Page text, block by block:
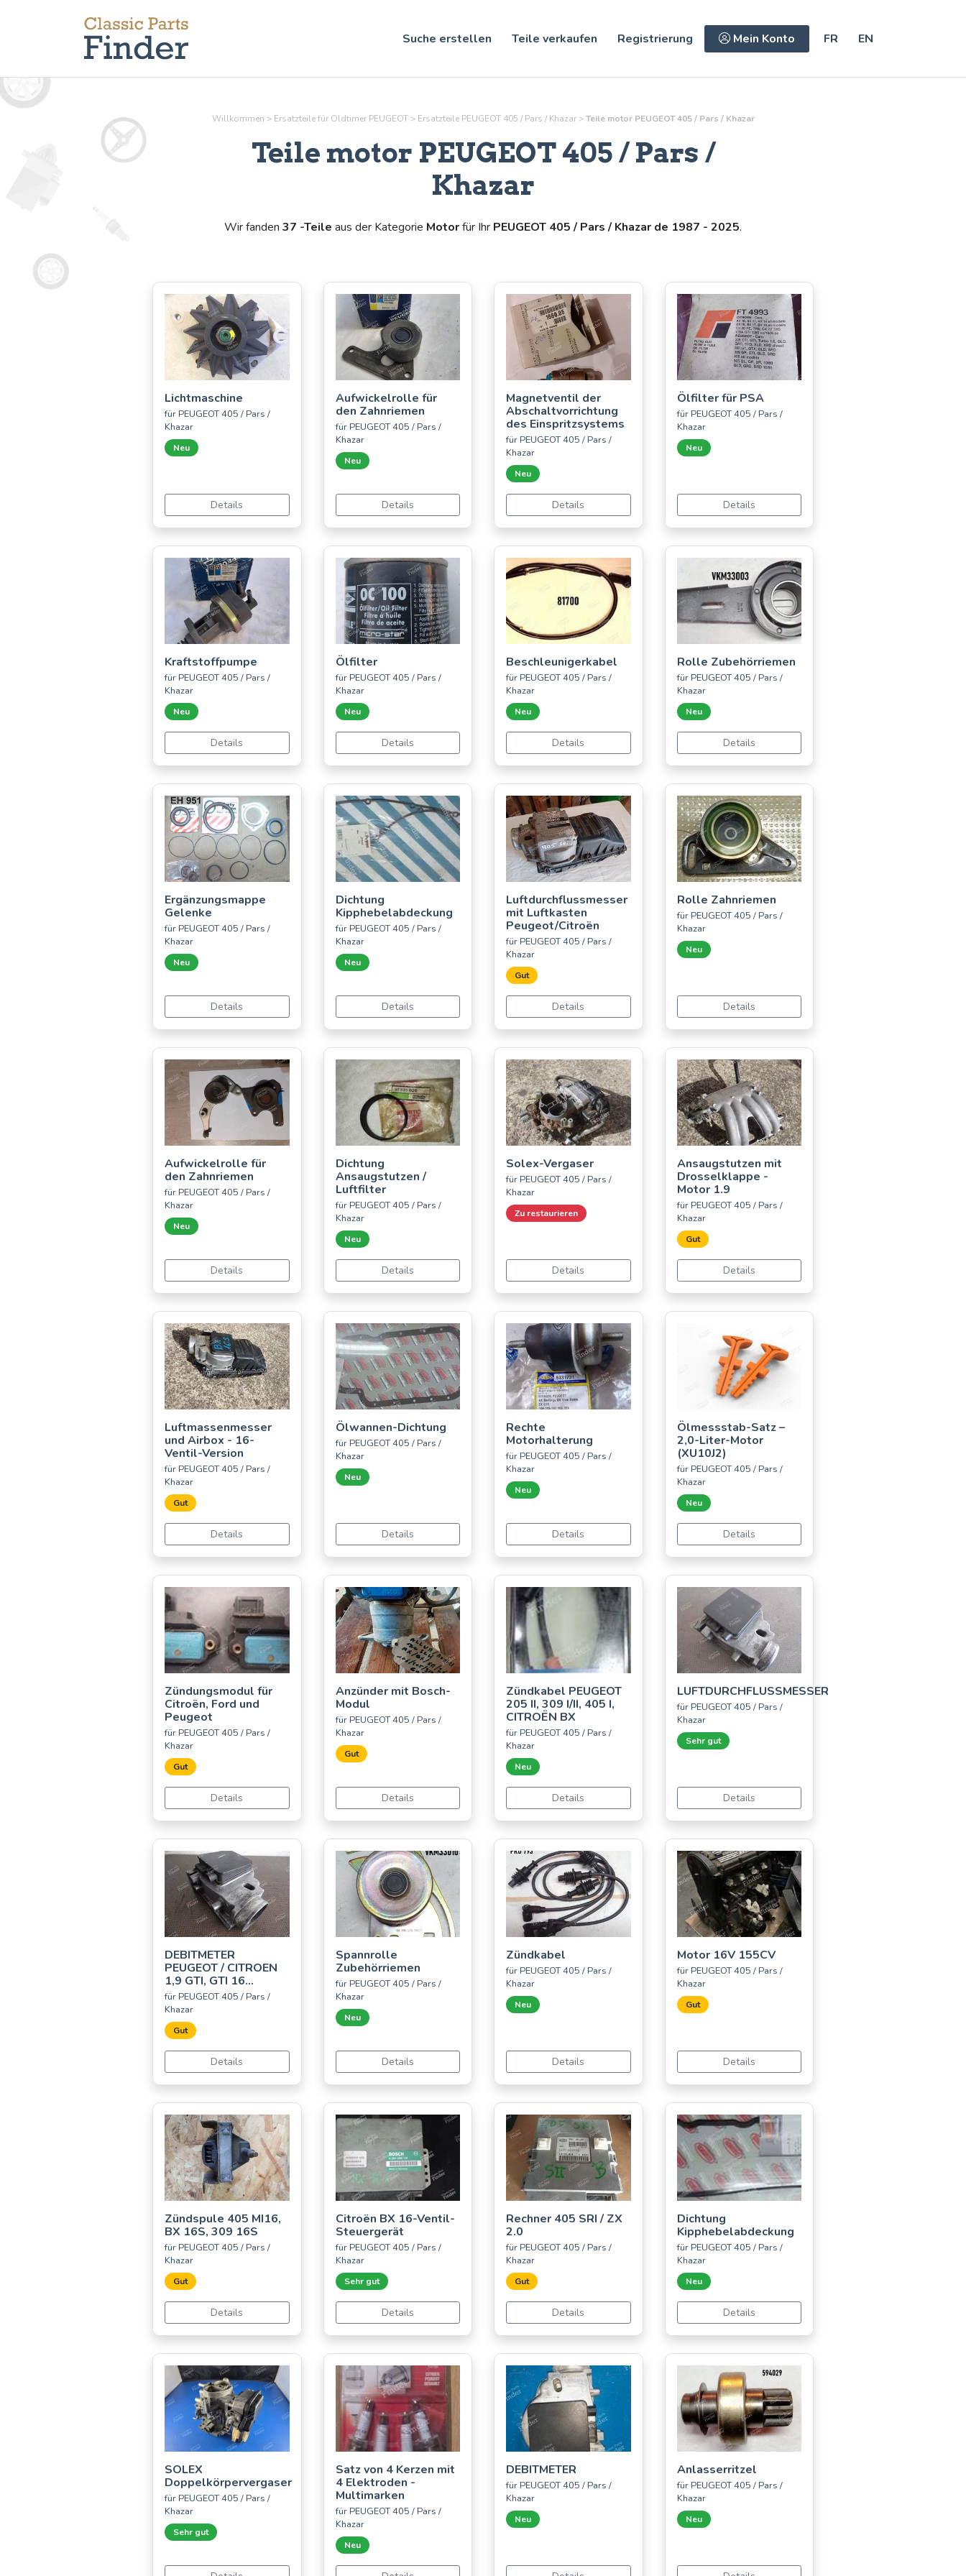
Suche erstellen Teile verkaufen Registrierung Mein Konto FR EN
Willkommen > Ersatzteile für Oldtimer PEUGEOT > Ersatzteile PEUGEOT 405 / Pars / Khazar >Teile motorPEUGEOT 405 / Pars / Khazar
Teile motor PEUGEOT 405 / Pars /
Khazar
Wir fanden 37 -Teile aus der Kategorie Motorfür Ihr PEUGEOT 405 / Pars / Khazar de 1987 - 2025.
Lichtmaschine
für PEUGEOT 405 / Pars /
Khazar
Neu
Details
Aufwickelrolle für
den Zahnriemen
für PEUGEOT 405 / Pars /
Khazar
Neu
Details
Magnetventil der
Abschaltvorrichtung
des Einspritzsystems
für PEUGEOT 405 / Pars /
Khazar
Neu
Details
Ölfilter für PSA
für PEUGEOT 405 / Pars /
Khazar
Neu
Details
Kraftstoffpumpe
für PEUGEOT 405 / Pars /
Khazar
Neu
Details
Ölfilter
für PEUGEOT 405 / Pars /
Khazar
Neu
Details
Beschleunigerkabel
für PEUGEOT 405 / Pars /
Khazar
Neu
Details
Rolle Zubehörriemen
für PEUGEOT 405 / Pars /
Khazar
Neu
Details
Ergänzungsmappe
Gelenke
für PEUGEOT 405 / Pars /
Khazar
Neu
Details
Dichtung
Kipphebelabdeckung
für PEUGEOT 405 / Pars /
Khazar
Neu
Details
Luftdurchflussmesser
mit Luftkasten
Peugeot/Citroën
für PEUGEOT 405 / Pars /
Khazar
Gut
Details
Rolle Zahnriemen
für PEUGEOT 405 / Pars /
Khazar
Neu
Details
Aufwickelrolle für
den Zahnriemen
für PEUGEOT 405 / Pars /
Khazar
Neu
Details
Dichtung
Ansaugstutzen /
Luftfilter
für PEUGEOT 405 / Pars /
Khazar
Neu
Details
Solex-Vergaser
für PEUGEOT 405 / Pars /
Khazar
Zu restaurieren
Details
Ansaugstutzen mit
Drosselklappe -
Motor 1.9
für PEUGEOT 405 / Pars /
Khazar
Gut
Details
Luftmassenmesser
und Airbox - 16-
Ventil-Version
für PEUGEOT 405 / Pars /
Khazar
Gut
Details
Ölwannen-Dichtung
für PEUGEOT 405 / Pars /
Khazar
Neu
Details
Rechte
Motorhalterung
für PEUGEOT 405 / Pars /
Khazar
Neu
Details
Ölmessstab-Satz –
2,0-Liter-Motor
(XU10J2)
für PEUGEOT 405 / Pars /
Khazar
Neu
Details
Zündungsmodul für
Citroën, Ford und
Peugeot
für PEUGEOT 405 / Pars /
Khazar
Gut
Details
Anzünder mit Bosch-
Modul
für PEUGEOT 405 / Pars /
Khazar
Gut
Details
Zündkabel PEUGEOT
205 II, 309 I/II, 405 I,
CITROËN BX
für PEUGEOT 405 / Pars /
Khazar
Neu
Details
LUFTDURCHFLUSSMESSER
für PEUGEOT 405 / Pars /
Khazar
Sehr gut
Details
DEBITMETER
PEUGEOT / CITROEN
1,9 GTI, GTI 16...
für PEUGEOT 405 / Pars /
Khazar
Gut
Details
Spannrolle
Zubehörriemen
für PEUGEOT 405 / Pars /
Khazar
Neu
Details
Zündkabel
für PEUGEOT 405 / Pars /
Khazar
Neu
Details
Motor 16V 155CV
für PEUGEOT 405 / Pars /
Khazar
Gut
Details
Zündspule 405 MI16,
BX 16S, 309 16S
für PEUGEOT 405 / Pars /
Khazar
Gut
Details
Citroën BX 16-Ventil-
Steuergerät
für PEUGEOT 405 / Pars /
Khazar
Sehr gut
Details
Rechner 405 SRI / ZX
2.0
für PEUGEOT 405 / Pars /
Khazar
Gut
Details
Dichtung
Kipphebelabdeckung
für PEUGEOT 405 / Pars /
Khazar
Neu
Details
SOLEX
Doppelkörpervergaser
für PEUGEOT 405 / Pars /
Khazar
Sehr gut
Satz von 4 Kerzen mit
4 Elektroden -
Multimarken
für PEUGEOT 405 / Pars /
Khazar
Neu
DEBITMETER
für PEUGEOT 405 / Pars /
Khazar
Neu
Anlasserritzel
für PEUGEOT 405 / Pars /
Khazar
Neu